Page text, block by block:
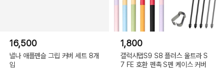
16,500
낼나 애플펜슬 그립 커버 세트 8개
입
1,800
갤럭시탭S9 S8 플러스 울트라 S
7 FE 호환 펜촉 S펜 케이스 커버